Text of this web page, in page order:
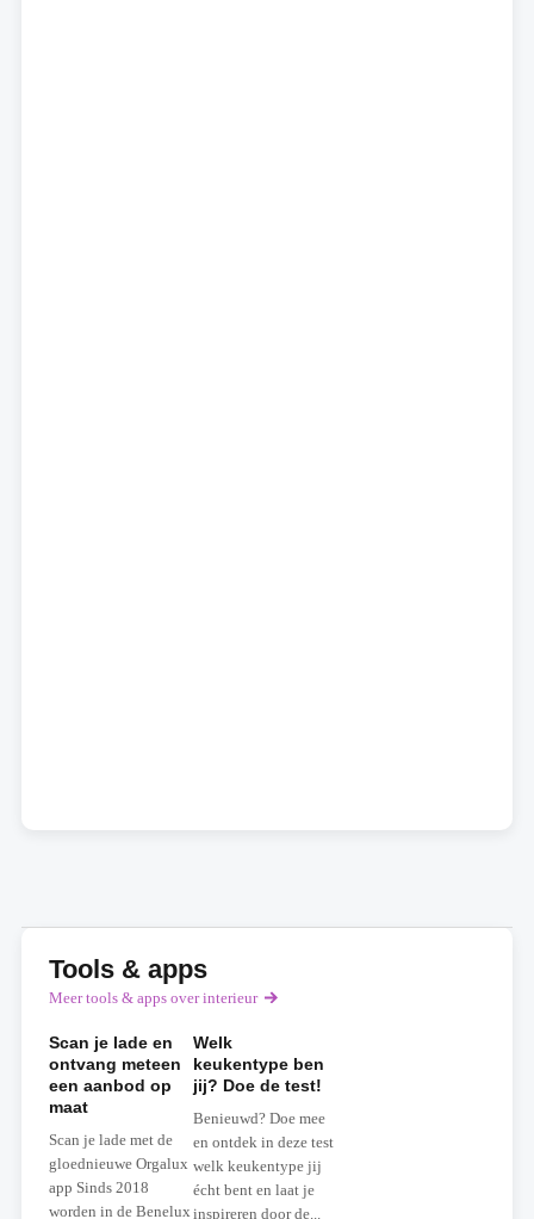
Tools & apps
Meer tools & apps over interieur
Scan je lade en
ontvang meteen
een aanbod op
maat
Scan je lade met de
gloednieuwe Orgalux
app Sinds 2018
worden in de Benelux
Welk
keukentype ben
jij? Doe de test!
Benieuwd? Doe mee
en ontdek in deze test
welk keukentype jij
écht bent en laat je
inspireren door de...